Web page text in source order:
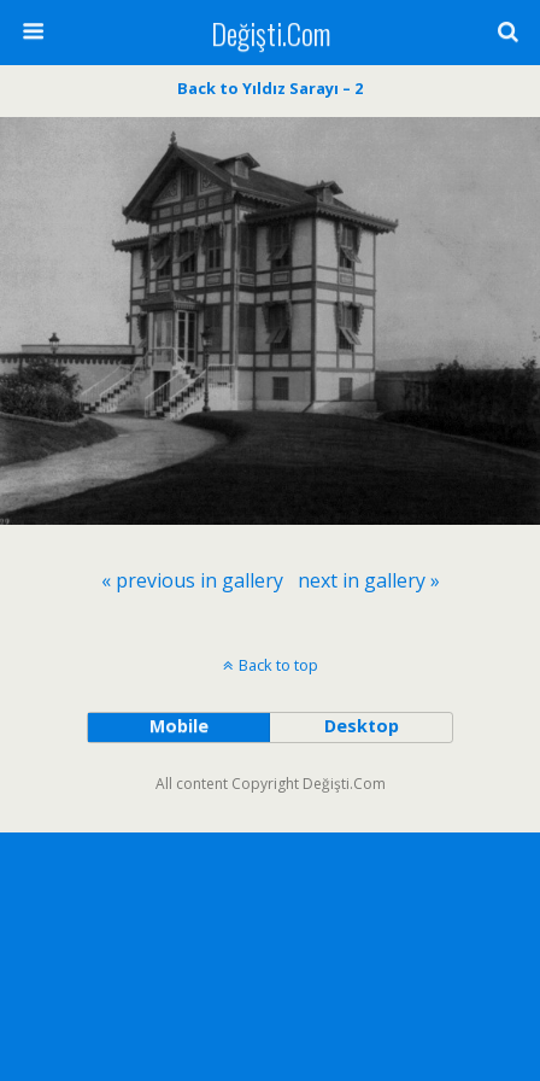
Değişti.Com
Back to Yıldız Sarayı – 2
« previous in gallery next in gallery »
Back to top
Mobile Desktop
All content Copyright Değişti.Com